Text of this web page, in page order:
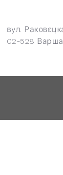
вул.
02-528